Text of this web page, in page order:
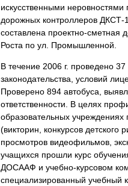
искусственными
дорожных контроллеров ДКСТ-
составлена проектно-сметная
Роста по ул. Промышленной.
В течение 2006 г. проведено
законодательства, условий
Проверено 894 автобуса,
ответственности. В целях
образовательных
(викторин, конкурсов детского
просмотров видеофильмов,
учащихся прошли курс
ДОСААФ и учебно-курсовом
специализированный учебный